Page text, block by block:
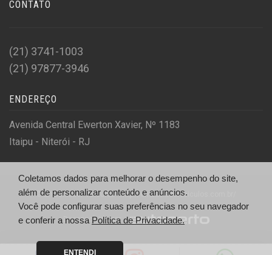
CONTATO
(21) 3741-1003
(21) 97877-3946
ENDEREÇO
Avenida Central Ewerton Xavier, Nº 1183
Itaipu - Niterói - RJ
© Embaixador Veículos - http://embaixadorveiculos.com.br/
Desenvolvido por
Coletamos dados para melhorar o desempenho do site,
além de personalizar conteúdo e anúncios.
Você pode configurar suas preferências no seu navegador
e conferir a nossa Política de Privacidade.
ENTENDI